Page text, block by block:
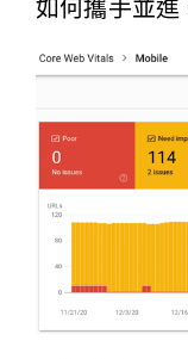
如何攜手並進